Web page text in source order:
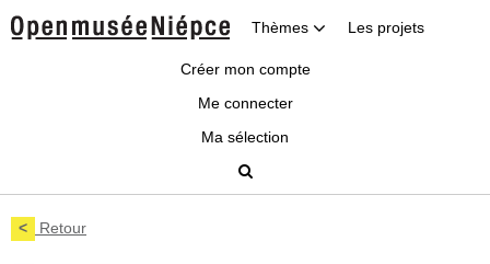
Thèmes Les projets
Créer mon compte
Me connecter
Ma sélection
< Retour